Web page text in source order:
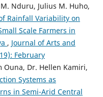
Nduru, Julius M. Huho,
Rainfall Variability on
Scale Farmers in
, Journal of Arts and
February
Ouna, Dr. Hellen Kamiri,
Systems as
in Semi-Arid Central